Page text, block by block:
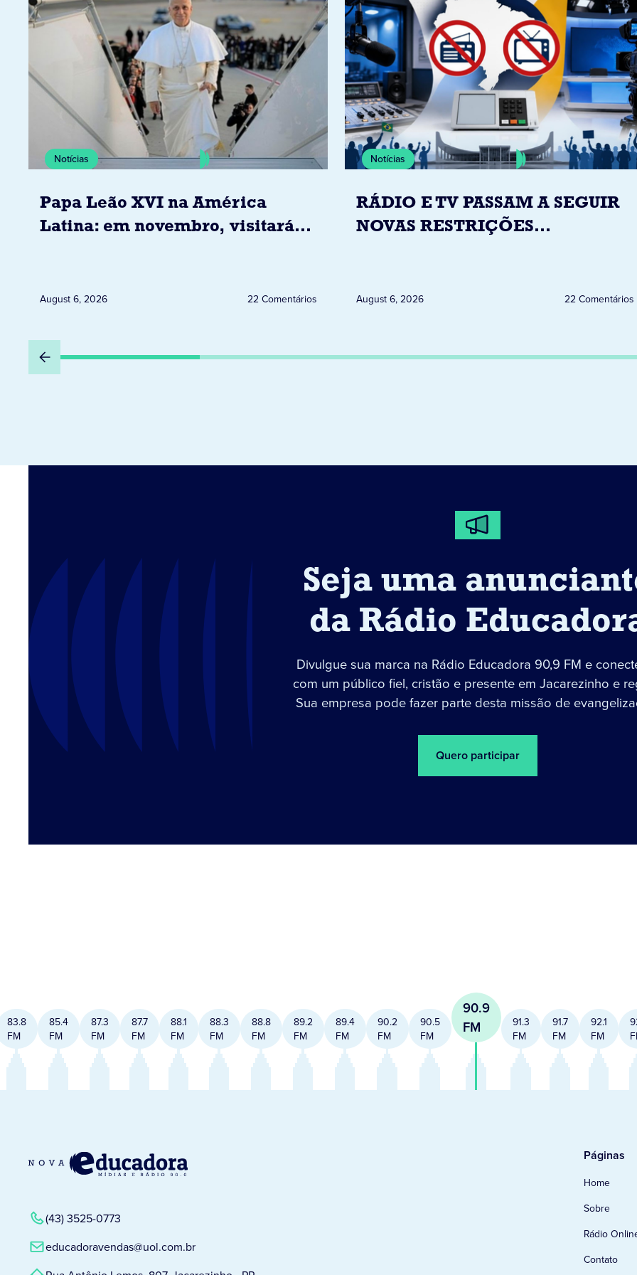
Notícias
Papa Leão XVI na América
Latina: em novembro, visitará
August 6, 2026 22 Comentários
Notícias
RÁDIO E TV PASSAM A SEGUIR
NOVAS RESTRIÇÕES
August 6, 2026 22 Comentários
Seja uma
da Rádio
Divulgue sua marca na Rádio Educadora 90,9 FM e
com um público fiel, cristão e presente em Jacarezinho e
Sua empresa pode fazer parte desta missão de
Quero participar
83.8
FM
85.4
FM
87.3
FM
87.7
FM
88.1
FM
88.3
FM
88.8
FM
89.2
FM
89.4
FM
90.2
FM
90.5
FM
90.9
FM
91.3
FM
91.7
FM
92.1
FM
(43) 3525-0773
educadoravendas@uol.com.br
Páginas
Home
Sobre
Rádio
Contato